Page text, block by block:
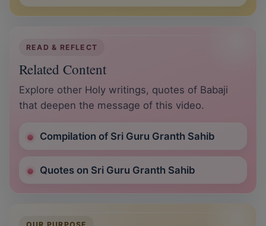
READ & REFLECT
Related Content
Explore other Holy writings, quotes of Babaji
that deepen the message of this video.
Compilation of Sri Guru Granth Sahib
Quotes on Sri Guru Granth Sahib